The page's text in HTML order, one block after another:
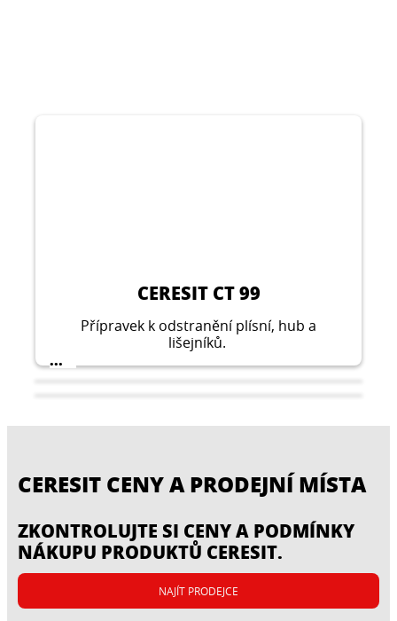
CERESIT CT 99
Přípravek k odstranění plísní, hub a
lišejníků.
...
CERESIT CENY A PRODEJNÍ MÍSTA
ZKONTROLUJTE SI CENY A PODMÍNKY
NÁKUPU PRODUKTŮ CERESIT.
NAJÍT PRODEJCE